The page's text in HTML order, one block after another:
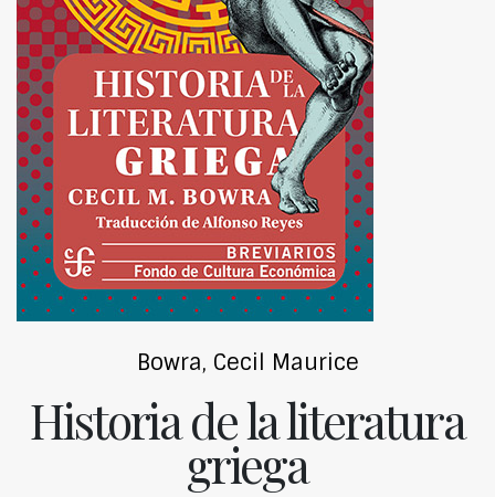
Bowra, Cecil Maurice
Historia de la literatura
griega